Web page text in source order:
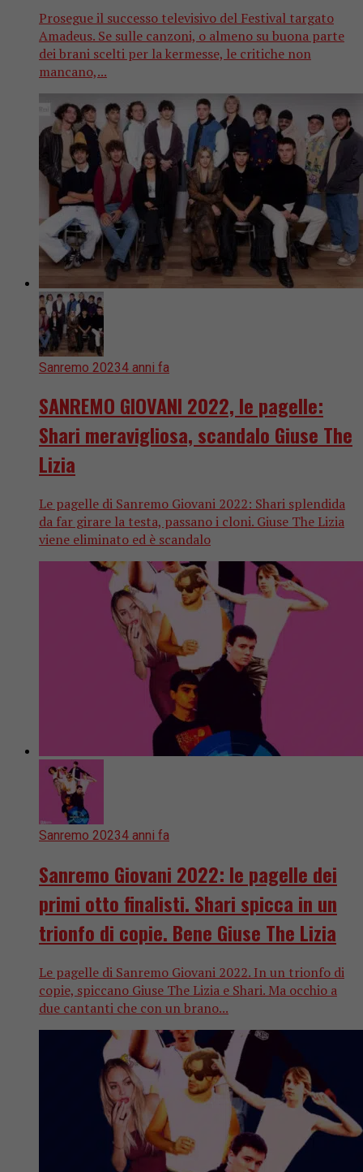
Prosegue il successo televisivo del Festival targato
Amadeus. Se sulle canzoni, o almeno su buona parte
dei brani scelti per la kermesse, le critiche non
mancano,...
Sanremo 20234 anni fa
SANREMO GIOVANI 2022, le pagelle:
Shari meravigliosa, scandalo Giuse The
Lizia
Le pagelle di Sanremo Giovani 2022: Shari splendida
da far girare la testa, passano i cloni. Giuse The Lizia
viene eliminato ed è scandalo
Sanremo 20234 anni fa
Sanremo Giovani 2022: le pagelle dei
primi otto finalisti. Shari spicca in un
trionfo di copie. Bene Giuse The Lizia
Le pagelle di Sanremo Giovani 2022. In un trionfo di
copie, spiccano Giuse The Lizia e Shari. Ma occhio a
due cantanti che con un brano...